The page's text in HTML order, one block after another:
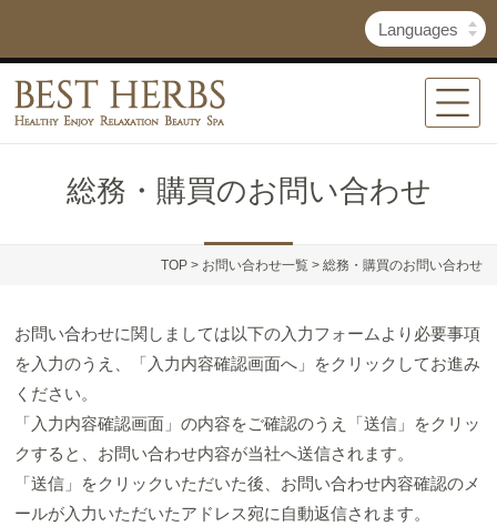
総務・購買のお問い合わせ
TOP> お問い合わせ一覧> 総務・購買のお問い合わせ
お問い合わせに関しましては以下の入力フォームより必要事項
を入力のうえ、「入力内容確認画面へ」をクリックしてお進み
ください。
「入力内容確認画面」の内容をご確認のうえ「送信」をクリッ
クすると、お問い合わせ内容が当社へ送信されます。
「送信」をクリックいただいた後、お問い合わせ内容確認のメ
ールが入力いただいたアドレス宛に自動返信されます。